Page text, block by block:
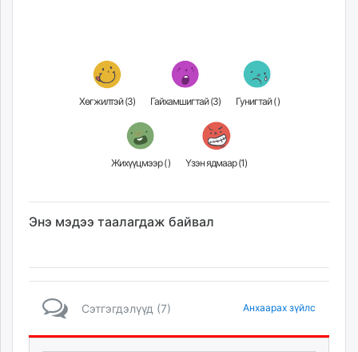
Хөгжилтэй (3) Гайхамшигтай (3) Гунигтай ()
Жихүүцмээр () Үзэн ядмаар (1)
Энэ мэдээ таалагдаж байвал
Сэтгэгдэлүүд (7) Анхаарах зүйлс